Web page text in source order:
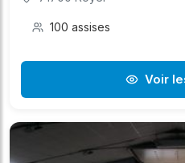
100 assises
Voir